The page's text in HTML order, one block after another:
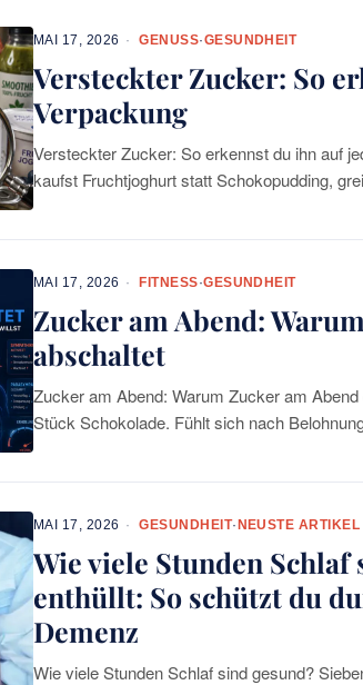
Versteckter Zucker: So
Verpackung
MAI 17, 2026 GENUSS·GESUNDHEIT
Versteckter Zucker: So erkennst du ihn auf
kaufst Fruchtjoghurt statt Schokopudding,
Zucker am Abend:
abschaltet
MAI 17, 2026 FITNESS·GESUNDHEIT
Zucker am Abend: Warum Zucker am
Stück Schokolade. Fühlt sich nach
Wie viele Stunden Schlaf
enthüllt: So schützt du
Demenz
MAI 17, 2026 GESUNDHEIT· NEUSTE ARTIKEL
Wie viele Stunden Schlaf sind gesund?